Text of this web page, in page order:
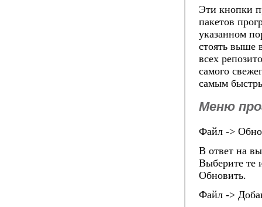
Эти кнопки
пакетов
указанном
стоять выше
всех
самого
самым
Меню
Файл ->
В ответ на
Выберите те
Обновить.
Файл ->